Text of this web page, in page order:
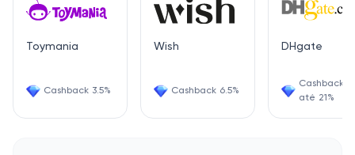
Toymania
Cashback 3.5%
Wish
Cashback 6.5%
DHgate
Cashback
até 21%